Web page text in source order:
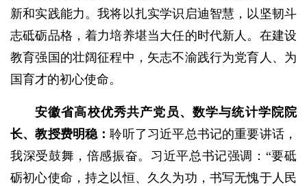
新和实践能力。我将以扎实学识启迪智慧，以坚韧斗
志砥砺品格，着力培养堪当大任的时代新人。在建设
教育强国的壮阔征程中，矢志不渝践行为党育人、为
国育才的初心使命。
安徽省高校优秀共产党员、数学与统计学院院
长、教授费明稳：聆听了习近平总书记的重要讲话，
我深受鼓舞，倍感振奋。习近平总书记强调：“要砥
砺初心使命，持之以恒、久久为功，书写无愧于人民